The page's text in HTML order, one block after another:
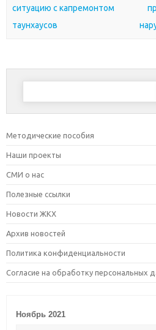
ситуацию с капремонтом
таунхаусов
Найти:
Методические пособия
Наши проекты
СМИ о нас
Полезные ссылки
Новости ЖКХ
Архив новостей
Политика конфиденциальности
Согласие на обработку персональных
Ноябрь 2021